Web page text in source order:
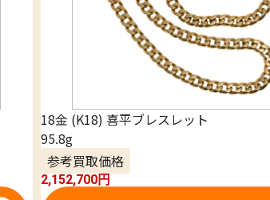
18金 (K18) 喜平ブレスレット
95.8g
参考買取価格
2,152,700円